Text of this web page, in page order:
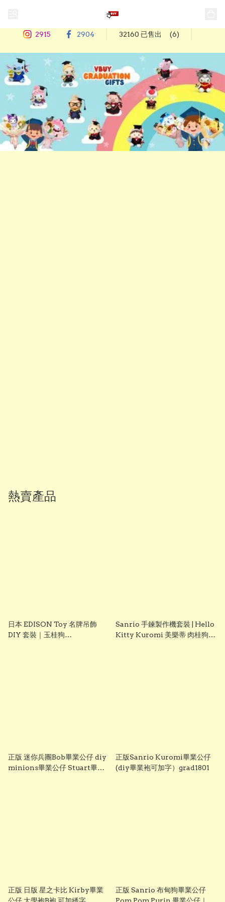
2915 2904 32160 已售出 (6)
熱賣產品
日本 EDISON Toy 名牌吊飾
DIY 套裝｜玉桂狗
Sanrio 手鍊製作機套裝 | Hello
Kitty Kuromi 美樂蒂 肉桂狗
正版 迷你兵團Bob畢業公仔 diy
minions畢業公仔 Stuart畢業
正版Sanrio Kuromi畢業公仔
(diy畢業袍可加字）grad1801
正版 日版 星之卡比 Kirby畢業
正版 Sanrio 布甸狗畢業公仔